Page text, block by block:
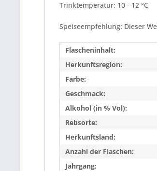
Trinktemperatur: 10 - 12 °C
Speiseempfehlung: Dieser
Flascheninhalt:
Herkunftsregion:
Farbe:
Geschmack:
Alkohol (in % Vol):
Rebsorte:
Herkunftsland:
Anzahl der Flaschen:
Jahrgang: